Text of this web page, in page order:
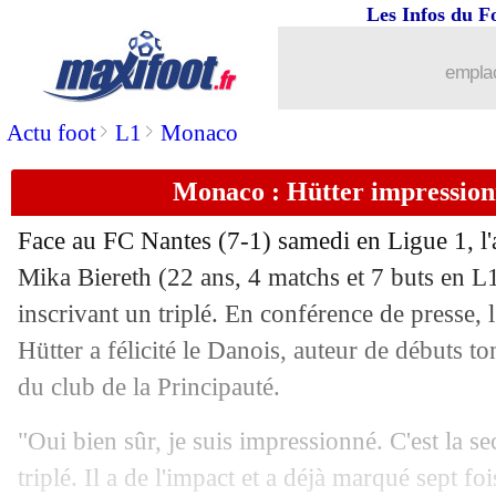
Actu foot> L1 > Monaco
Les Infos du
Monaco : Hütter
Face au FC Nantes (7-1) samedi en Ligue 1,
Mika Biereth (22 ans, 4 matchs et 7 buts en
inscrivant un triplé. En conférence de presse,
Hütter a félicité le Danois, auteur de débuts
du club de la Principauté.
"Oui bien sûr, je suis impressionné. C'est la
triplé. Il a de l'impact et a déjà marqué sept
Real: Bellingham présente ses
16/02 Milan
16/02 L1: Montpellier-Lyon, les compos
16/02 Barça: Bellingham, l'avis de Flick
16/02 Bayern: Kimmich, ça avance bien
16/02 Man City: Marmoush, Guardiola ne
16/02 PSG: Lizarazu attend les grands